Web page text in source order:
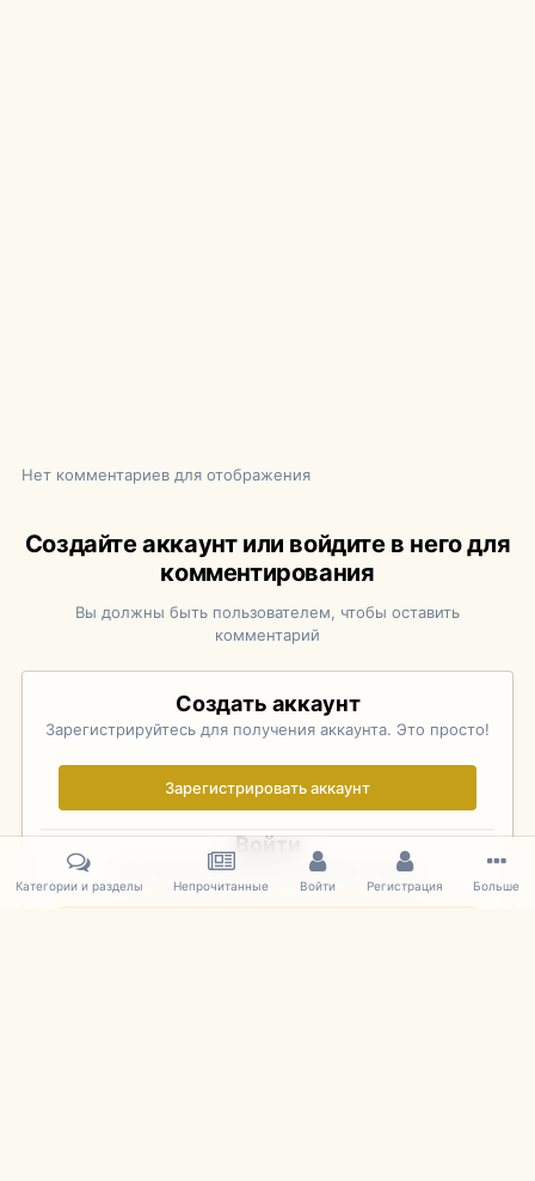
Нет комментариев для отображения
Создайте аккаунт или войдите в него для
комментирования
Вы должны быть пользователем, чтобы оставить
комментарий
Создать аккаунт
Зарегистрируйтесь для получения аккаунта. Это просто!
Зарегистрировать аккаунт
Войти
Уже зарегистрированы? Войдите здесь.
Категории и разделы Непрочитанные Войти Регистрация Больше